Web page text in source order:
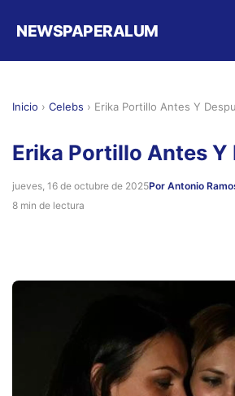
NEWSPAPERALUM
Inicio › Celebs › Erika Portillo Antes Y
Erika Portillo Antes Y
jueves, 16 de octubre de 2025Por Antonio
8 min de lectura